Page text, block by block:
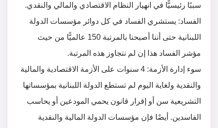
سببًا رئيسيًّا في انهيار النظام الاقتصادي والمالي والنقدي.
الفساد: يستشري الفساد في كل دوائر مؤسسات الدولة
اللبنانية حتى أننا أصبحنا بالمرتبة 150 عالميًّا من حيث
مؤشر الفساد هذا إن لم نتجاوز هذه المرتبة.
سوء إدارة الأزمة: 4 سنوات على الأزمة الاقتصادية والمالية
والنقدية ولغاية اليوم لم تستطع الدولة اللبنانية بمؤسساتها
التشريعية سن أو إقرار قانون يحمي المودعين أو يحاسب
الفاسدين. أيضًا فإن مؤسسات الدولة المالية والنقدية